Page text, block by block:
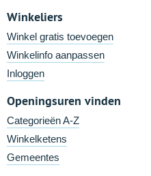
Winkeliers
Winkel gratis toevoegen
Winkelinfo aanpassen
Inloggen
Openingsuren vinden
Categorieën A-Z
Winkelketens
Gemeentes